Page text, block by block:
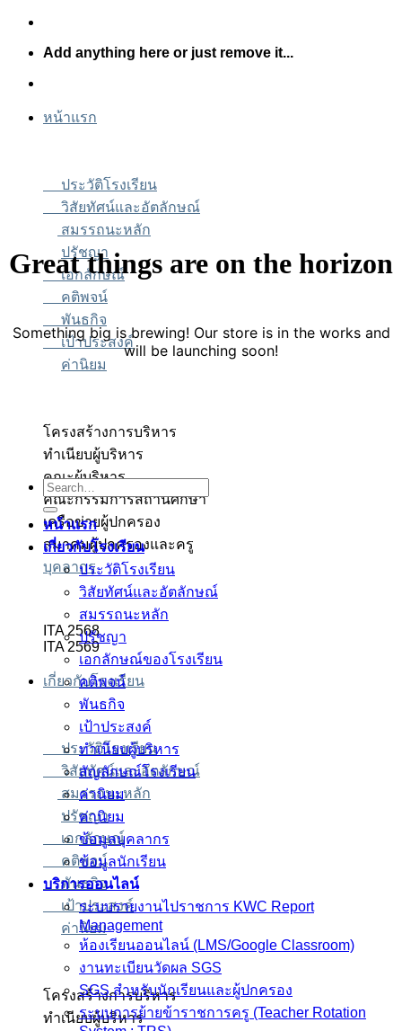
Skip
contentAdd anything here or just remove it...
หน้าแรก
ประวัติโรงเรียน
วิสัยทัศน์และอัตลักษณ์
สมรรถนะหลัก
ปรัชญา
เอกลักษณ์
คติพจน์
พันธกิจ
เป้าประสงค์
ค่านิยม
โครงสร้างการบริหาร
ทำเนียบผู้บริหาร
คณะผู้บริหาร
คณะกรรมการสถานศึกษา
เครือข่ายผู้ปกครอง
สมาคมผู้ปกครองและครู
บุคลากร
ITA 2568
ITA 2569
เกี่ยวกับโรงเรียน
ประวัติโรงเรียน
วิสัยทัศน์และอัตลักษณ์
สมรรถนะหลัก
ปรัชญา
เอกลักษณ์
คติพจน์
พันธกิจ
เป้าประสงค์
ค่านิยม
โครงสร้างการบริหาร
ทำเนียบผู้บริหาร
Great things are on the horizon
Something big is brewing! Our store is in the works and
will be launching soon!
Search
for:
หน้าแรก
เกี่ยวกับโรงเรียน
ประวัติโรงเรียน
วิสัยทัศน์และอัตลักษณ์
สมรรถนะหลัก
ปรัชญา
เอกลักษณ์ของโรงเรียน
คติพจน์
พันธกิจ
เป้าประสงค์
ทำเนียบผู้บริหาร
สัญลักษณ์โรงเรียน
ค่านิยม
ค่านิยม
ข้อมูลบุคลากร
ข้อมูลนักเรียน
บริการออนไลน์
ระบบรายงานไปราชการ KWC Report
Management
ห้องเรียนออนไลน์ (LMS/Google Classroom)
งานทะเบียนวัดผล SGS
SGS สำหรับนักเรียนและผู้ปกครอง
ระบบการย้ายข้าราชการครู (Teacher Rotation